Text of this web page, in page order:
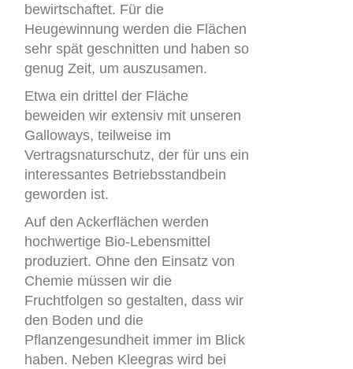
bewirtschaftet. Für die
Heugewinnung werden die Flächen
sehr spät geschnitten und haben so
genug Zeit, um auszusamen.
Etwa ein drittel der Fläche
beweiden wir extensiv mit unseren
Galloways, teilweise im
Vertragsnaturschutz, der für uns ein
interessantes Betriebsstandbein
geworden ist.
Auf den Ackerflächen werden
hochwertige Bio-Lebensmittel
produziert. Ohne den Einsatz von
Chemie müssen wir die
Fruchtfolgen so gestalten, dass wir
den Boden und die
Pflanzengesundheit immer im Blick
haben. Neben Kleegras wird bei